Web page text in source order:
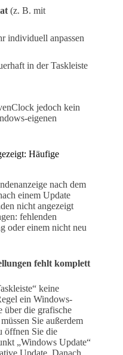
(z. B. mit
individuell anpassen
in der Taskleiste
jedoch kein
eigenen
Häufige
nach dem
einem Update
nicht angezeigt
fehlenden
oder einem nicht neu
fehlt komplett
keine
ein Windows-
über die grafische
Sie außerdem
öffnen Sie die
„Windows Update“
Update. Danach